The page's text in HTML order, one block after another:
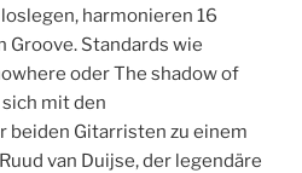
harmonieren 16
Standards wie
oder The shadow of
mit den
beiden Gitarristen zu einem
van Duijse, der legendäre